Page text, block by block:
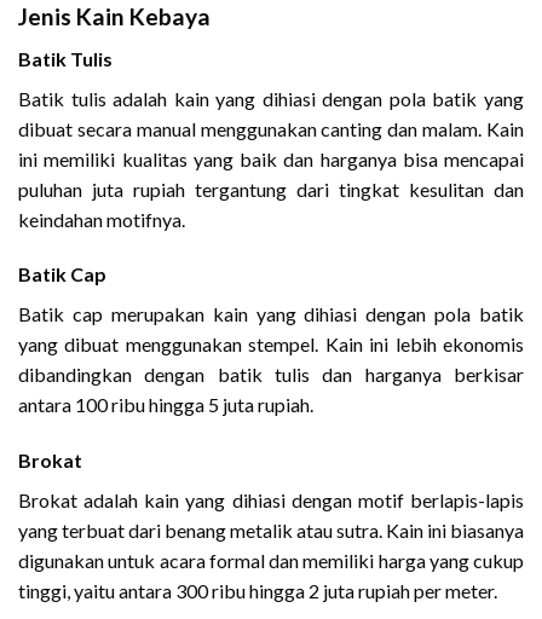
Jenis Kain Kebaya
Batik Tulis
Batik tulis adalah kain yang dihiasi dengan pola batik yang
dibuat secara manual menggunakan canting dan malam. Kain
ini memiliki kualitas yang baik dan harganya bisa mencapai
puluhan juta rupiah tergantung dari tingkat kesulitan dan
keindahan motifnya.
Batik Cap
Batik cap merupakan kain yang dihiasi dengan pola batik
yang dibuat menggunakan stempel. Kain ini lebih ekonomis
dibandingkan dengan batik tulis dan harganya berkisar
antara 100 ribu hingga 5 juta rupiah.
Brokat
Brokat adalah kain yang dihiasi dengan motif berlapis-lapis
yang terbuat dari benang metalik atau sutra. Kain ini biasanya
digunakan untuk acara formal dan memiliki harga yang cukup
tinggi, yaitu antara 300 ribu hingga 2 juta rupiah per meter.